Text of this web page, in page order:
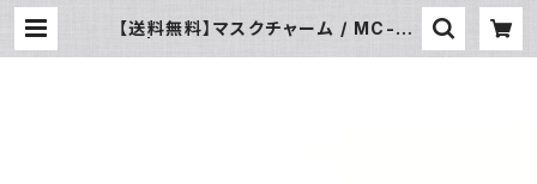
【送料無料】マスクチャーム / MC-01